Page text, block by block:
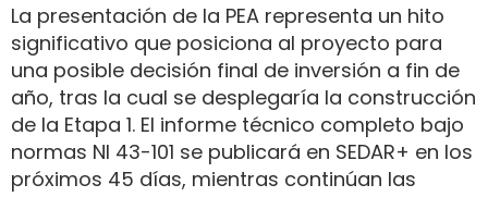
La presentación de la PEA representa un hito
significativo que posiciona al proyecto para
una posible decisión final de inversión a fin de
año, tras la cual se desplegaría la construcción
de la Etapa 1. El informe técnico completo bajo
normas NI 43-101 se publicará en SEDAR+ en los
próximos 45 días, mientras continúan las